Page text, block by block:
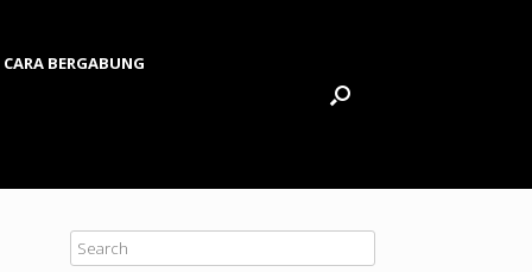
CARA BERGABUNG